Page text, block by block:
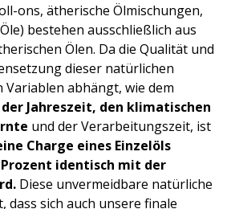
ons, ätherische Ölmischungen,
bestehen ausschließlich aus
Ölen. Da die Qualität und
dieser natürlichen
Variablen abhängt, wie dem
Jahreszeit, den klimatischen
und der Verarbeitungszeit, ist
Charge eines Einzelöls
identisch mit der
Diese unvermeidbare natürliche
dass sich auch unsere finale